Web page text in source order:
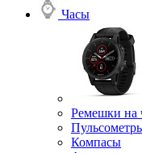
Часы
Ремешки на
Компасы